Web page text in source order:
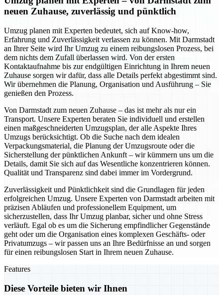
neuen Zuhause, zuverlässig und pünktlich
Umzug planen mit Experten bedeutet, sich auf Know-how,
Erfahrung und Zuverlässigkeit verlassen zu können. Mit Darmstadt
an Ihrer Seite wird Ihr Umzug zu einem reibungslosen Prozess, bei
dem nichts dem Zufall überlassen wird. Von der ersten
Kontaktaufnahme bis zur endgültigen Einrichtung in Ihrem neuen
Zuhause sorgen wir dafür, dass alle Details perfekt abgestimmt sind.
Wir übernehmen die Planung, Organisation und Ausführung – Sie
genießen den Prozess.
Von Darmstadt zum neuen Zuhause – das ist mehr als nur ein
Transport. Unsere Experten beraten Sie individuell und erstellen
einen maßgeschneiderten Umzugsplan, der alle Aspekte Ihres
Umzugs berücksichtigt. Ob die Suche nach dem idealen
Verpackungsmaterial, die Planung der Umzugsroute oder die
Sicherstellung der pünktlichen Ankunft – wir kümmern uns um die
Details, damit Sie sich auf das Wesentliche konzentrieren können.
Qualität und Transparenz sind dabei immer im Vordergrund.
Zuverlässigkeit und Pünktlichkeit sind die Grundlagen für jeden
erfolgreichen Umzug. Unsere Experten von Darmstadt arbeiten mit
präzisen Abläufen und professionellem Equipment, um
sicherzustellen, dass Ihr Umzug planbar, sicher und ohne Stress
verläuft. Egal ob es um die Sicherung empfindlicher Gegenstände
geht oder um die Organisation eines komplexen Geschäfts- oder
Privatumzugs – wir passen uns an Ihre Bedürfnisse an und sorgen
für einen reibungslosen Start in Ihrem neuen Zuhause.
Features
Diese Vorteile bieten wir Ihnen